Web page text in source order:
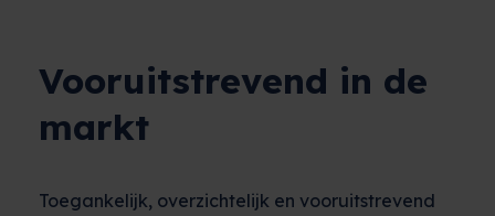
Vooruitstrevend in de
markt
Toegankelijk, overzichtelijk en vooruitstrevend